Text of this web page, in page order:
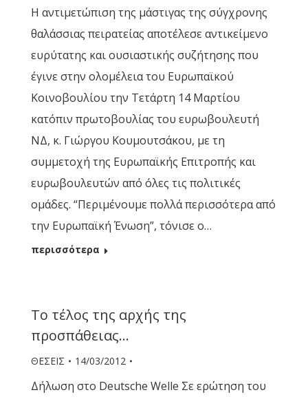
Η αντιμετώπιση της μάστιγας της σύγχρονης
θαλάσσιας πειρατείας αποτέλεσε αντικείμενο
ευρύτατης και ουσιαστικής συζήτησης που
έγινε στην ολομέλεια του Ευρωπαϊκού
Κοινοβουλίου την Τετάρτη 14 Μαρτίου
κατόπιν πρωτοβουλίας του ευρωβουλευτή
ΝΔ, κ. Γιώργου Κουμουτσάκου, με τη
συμμετοχή της Ευρωπαϊκής Επιτροπής και
ευρωβουλευτών από όλες τις πολιτικές
ομάδες. “Περιμένουμε πολλά περισσότερα από
την Ευρωπαϊκή Ένωση”, τόνισε ο…
περισσότερα
Το τέλος της αρχής της
προσπάθειας…
ΘΕΣΕΙΣ 14/03/2012
Δήλωση στο Deutsche Welle Σε ερώτηση του